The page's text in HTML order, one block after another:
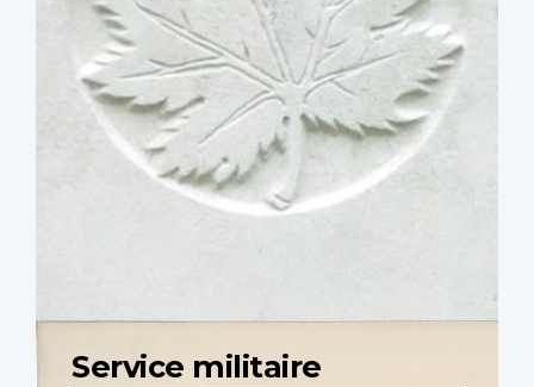
Service militaire